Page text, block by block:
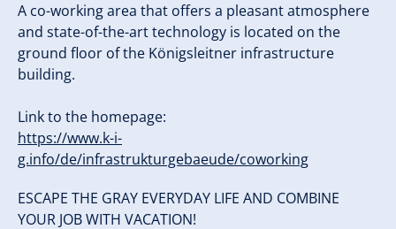
A co-working area that offers a pleasant atmosphere
and state-of-the-art technology is located on the
ground floor of the Königsleitner infrastructure
building.
Link to the homepage:
https://www.k-i-
g.info/de/infrastrukturgebaeude/coworking
ESCAPE THE GRAY EVERYDAY LIFE AND COMBINE
YOUR JOB WITH VACATION!